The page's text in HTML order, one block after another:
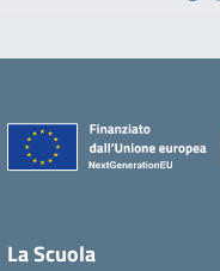
La Scuola